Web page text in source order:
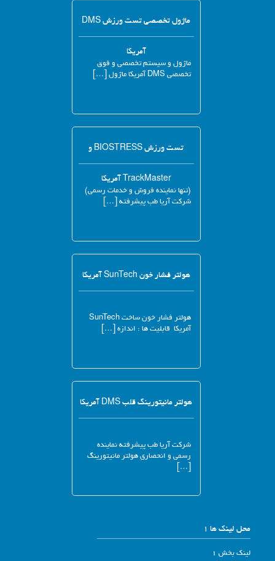
ماژول تخصصی تست ورزش DMS
آمریکا
ماژول و سیستم تخصصی و فوق
تخصصی DMS آمریکا ماژول […]
تست ورزش BIOSTRESS و
TrackMaster آمریکا
(تنها نماینده فروش و خدمات رسمی)
شرکت آریا طب پیشرفته […]
هولتر فشار خون SunTech آمریکا
هولتر فشار خون ساخت SunTech
آمریکا قابلیت ها : اندازه […]
هولتر مانیتورینگ قلب DMS آمریکا
شرکت آریا طب پیشرفته نماینده
رسمی و انحصاری هولتر مانیتورینگ
[…]
محل لینک ها 1
لینک بخش 1